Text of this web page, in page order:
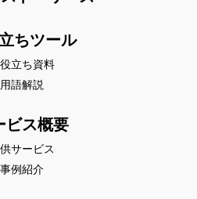
ちツール
立ち資料
用語解説
ビス概要
サービス
事例紹介